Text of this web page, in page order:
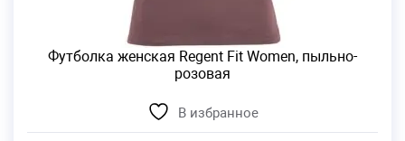
Футболка женская Regent Fit Women, пыльно-
розовая
В избранное